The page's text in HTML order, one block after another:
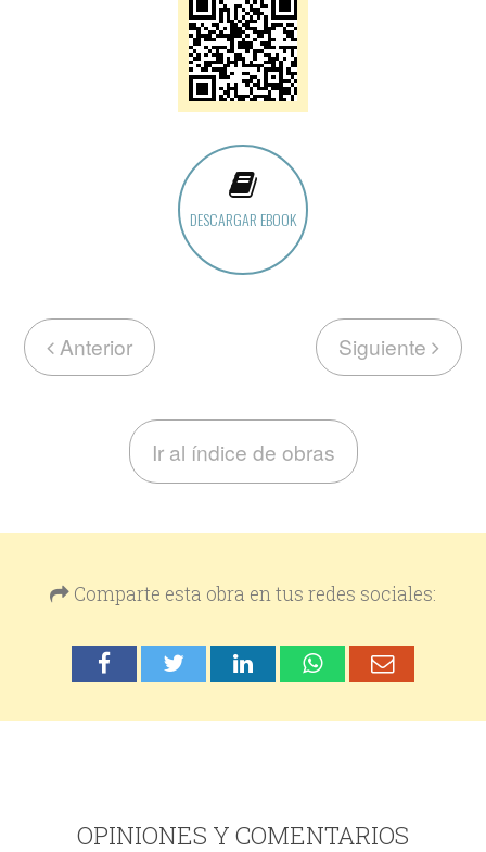
DESCARGAR EBOOK
Anterior Siguiente
Ir al índice de obras
Comparte esta obra en tus redes sociales:
OPINIONES Y COMENTARIOS